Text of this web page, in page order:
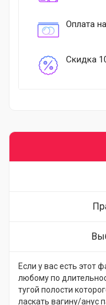
Оплата
Скидка
Если у вас есть этот
любому по
тугой полости
ласкать вагину/анус